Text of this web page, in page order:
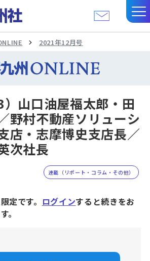
2021年12月号
山口油屋福太郎・田
野村不動産ソリューシ
店・志摩博史支店長／
次社長
連載（リポート・コラム・その他）
定です。 ログインすると続きをお
。